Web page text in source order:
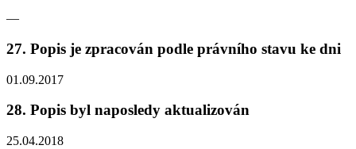
—
27. Popis je zpracován podle právního stavu ke dni
01.09.2017
28. Popis byl naposledy aktualizován
25.04.2018